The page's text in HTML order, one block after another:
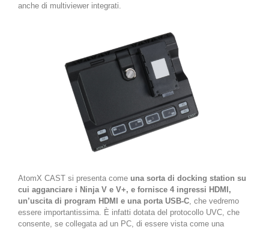
anche di multiviewer integrati.
AtomX CAST si presenta come una sorta di docking station su
cui agganciare i Ninja V e V+, e fornisce 4 ingressi HDMI,
un’uscita di program HDMI e una porta USB-C, che vedremo
essere importantissima. È infatti dotata del protocollo UVC, che
consente, se collegata ad un PC, di essere vista come una